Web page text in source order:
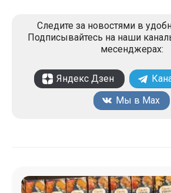
Следите за новостями в
Подписывайтесь на наши
месенджерах:
Яндекс Дзен
Мы в Max